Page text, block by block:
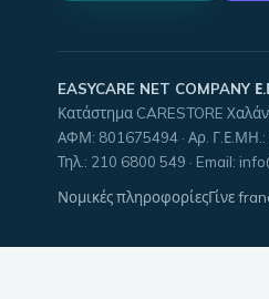
EASYCARE NET COMPANY
Κατάστημα CARESTORE
ΑΦΜ: 801675494 · Αρ. Γ.Ε.ΜΗ.:
Τηλ. : 210 6800 549 · Email:
Νομικές πληροφορίεςΓίνε